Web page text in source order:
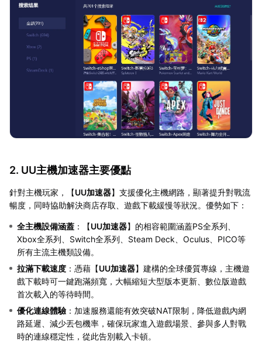
2. UU主機加速器主要優點
針對主機玩家，【UU加速器】支援優化主機網路，顯著提升對戰流
暢度，同時協助解決商店存取、遊戲下載緩慢等狀況。優勢如下：
全主機設備涵蓋 ：【UU加速器】的相容範圍涵蓋PS全系列、
Xbox全系列、Switch全系列、Steam Deck、Oculus、PICO等
所有主流主機類設備。
拉滿下載速度 ：憑藉【UU加速器】建構的全球優質專線，主機遊
戲下載時可一鍵跑滿頻寬，大幅縮短大型版本更新、數位版遊戲
首次載入的等待時間。
優化連線體驗 ：加速服務還能有效突破NAT限制，降低遊戲內網
路延遲、減少丟包機率，確保玩家進入遊戲場景、參與多人對戰
時的連線穩定性，從此告別載入卡頓。